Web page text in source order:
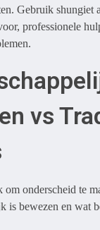
Gebruik shungiet
professionele
vs
onderscheid te
is bewezen en wat